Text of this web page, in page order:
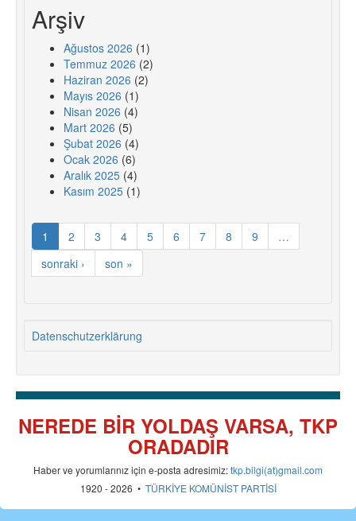
Arşiv
Ağustos 2026 (1)
Temmuz 2026 (2)
Haziran 2026 (2)
Mayıs 2026 (1)
Nisan 2026 (4)
Mart 2026 (5)
Şubat 2026 (4)
Ocak 2026 (6)
Aralık 2025 (4)
Kasım 2025 (1)
1 2 3 4 5 6 7 8 9
…
sonraki ›
son »
Datenschutzerklärung
NEREDE BİR YOLDAŞ VARSA, TKP
ORADADIR
Haber ve yorumlarınız için e-posta adresimiz:tkp.bilgi(at)gmail.com
1920 - 2026 • TÜRKİYE KOMÜNİST PARTİSİ